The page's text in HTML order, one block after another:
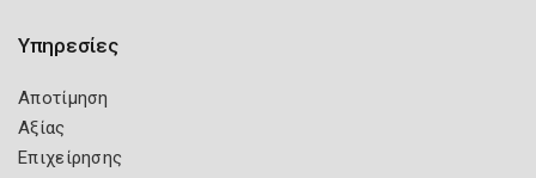
Υπηρεσίες
Αποτίμηση
Αξίας
Επιχείρησης